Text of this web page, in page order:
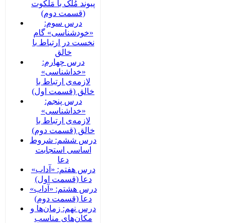
پیوند مُلک با مَلَکوت
(قسمت دوم)
درس سوم:
«خودشناسی» گام
نخست در ارتباط با
خالق
درس چهارم:
«خداشناسی»
لازمه‌ی ارتباط با
خالق (قسمت اول)
درس پنجم:
«خداشناسی»
لازمه‌ی ارتباط با
خالق (قسمت دوم)
درس ششم: شروط
اساسی استجابت
دعا
درس هفتم: «آداب»
دعا (قسمت اول)
درس هشتم: «آداب»
دعا (قسمت دوم)
درس نهم: زمان‌ها و
مکان‌های مناسب